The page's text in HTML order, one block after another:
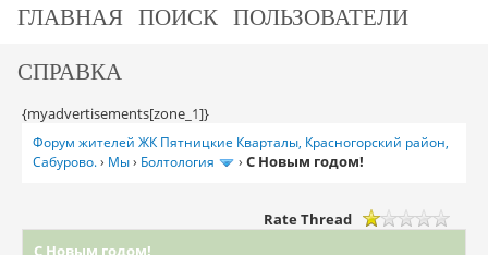
ГЛАВНАЯ ПОИСК ПОЛЬЗОВАТЕЛИ
СПРАВКА
{myadvertisements[zone_1]}
Форум жителей ЖК Пятницкие Кварталы, Красногорский район,
Сабурово.› Мы› Болтология › С Новым годом!
Rate Thread
С Новым годом!